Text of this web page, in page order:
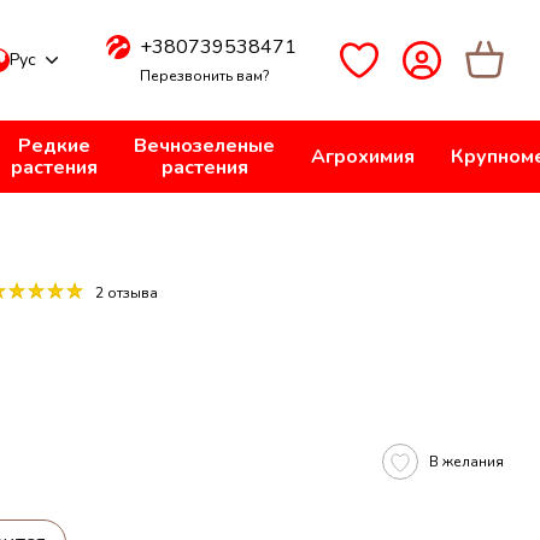
Рус +380739538471
Перезвонить вам?
Редкие
растения
Вечнозеленые
растения
Агрохимия
2 отзыва
В желания